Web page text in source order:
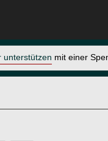
unterstützen mit einer